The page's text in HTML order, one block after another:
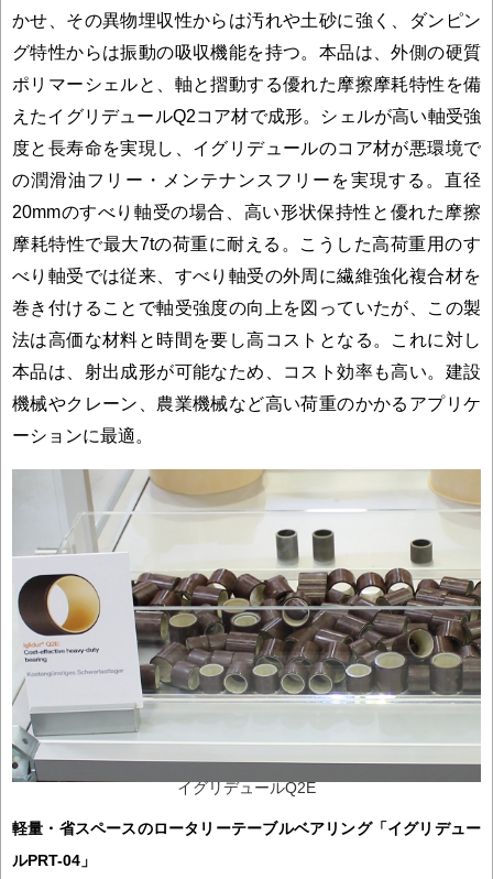
かせ、その異物埋収性からは汚れや土砂に強く、ダンピン
グ特性からは振動の吸収機能を持つ。本品は、外側の硬質
ポリマーシェルと、軸と摺動する優れた摩擦摩耗特性を備
えたイグリデュールQ2コア材で成形。シェルが高い軸受強
度と長寿命を実現し、イグリデュールのコア材が悪環境で
の潤滑油フリー・メンテナンスフリーを実現する。直径
20mmのすべり軸受の場合、高い形状保持性と優れた摩擦
摩耗特性で最大7tの荷重に耐える。こうした高荷重用のす
べり軸受では従来、すべり軸受の外周に繊維強化複合材を
巻き付けることで軸受強度の向上を図っていたが、この製
法は高価な材料と時間を要し高コストとなる。これに対し
本品は、射出成形が可能なため、コスト効率も高い。建設
機械やクレーン、農業機械など高い荷重のかかるアプリケ
ーションに最適。
イグリデュールQ2E
軽量・省スペースのロータリーテーブルベアリング「イグリデュー
ルPRT-04」